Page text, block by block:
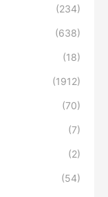
(234)
(638)
(18)
(1912)
(70)
(7)
(2)
(54)